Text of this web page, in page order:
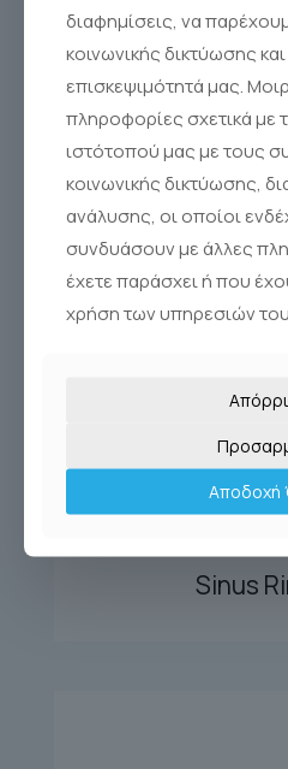
Sinus
διαφημίσεις, να
κοινωνικής δικτύωσης
επισκεψιμότητά μας.
πληροφορίες σχετικά με
ιστότοπού μας με τους
κοινωνικής δικτύωσης,
ανάλυσης, οι οποίοι
συνδυάσουν με άλλες
έχετε παράσχει ή που
χρήση των υπηρεσιών
Αποδοχή